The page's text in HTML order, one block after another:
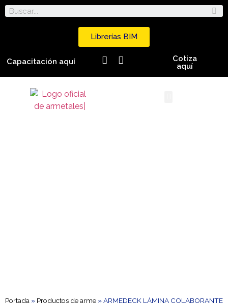
Librerías BIM
Capacitación aquí
Cotiza
aquí
Portada » Productos de arme »ARMEDECK LÁMINA COLABORANTE